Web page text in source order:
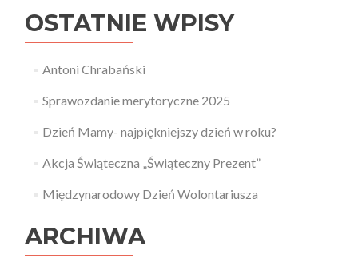
OSTATNIE WPISY
Antoni Chrabański
Sprawozdanie merytoryczne 2025
Dzień Mamy- najpiękniejszy dzień w roku?
Akcja Świąteczna „Świąteczny Prezent”
Międzynarodowy Dzień Wolontariusza
ARCHIWA